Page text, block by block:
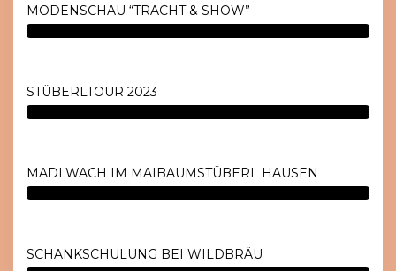
MODENSCHAU “TRACHT & SHOW”
STÜBERLTOUR 2023
MADLWACH IM MAIBAUMSTÜBERL HAUSEN
SCHANKSCHULUNG BEI WILDBRÄU